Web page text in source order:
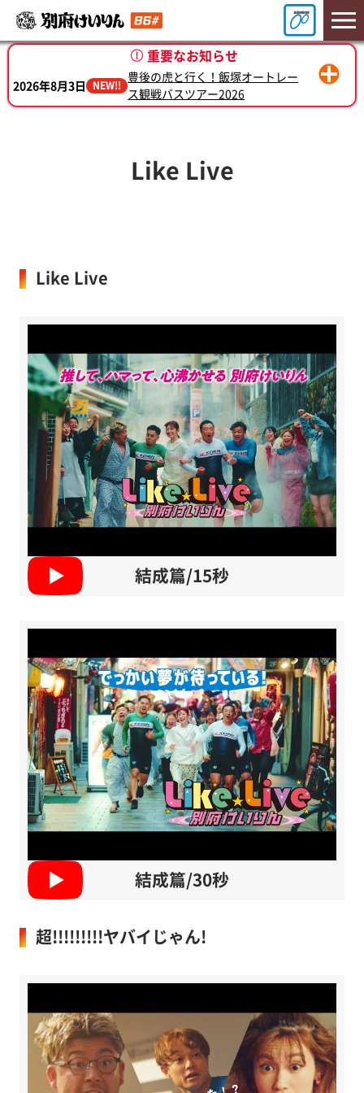
重要なお知らせ
2026年8月3日 NEW!!
豊後の虎と行く！飯塚オートレー
ス観戦バスツアー2026
Like Live
Like Live
結成篇/15秒
結成篇/30秒
超!!!!!!!!!ヤバイじゃん!